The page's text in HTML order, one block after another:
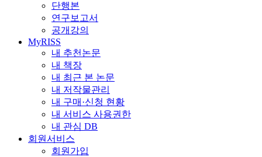
단행본
연구보고서
공개강의
MyRISS
내 추천논문
내 책장
내 최근 본 논문
내 저작물관리
내 구매·신청 현황
내 서비스 사용권한
내 관심 DB
회원서비스
회원가입